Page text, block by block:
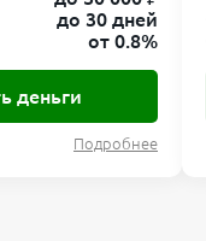
до 30 дней
от 0.8%
деньги
Подробнее